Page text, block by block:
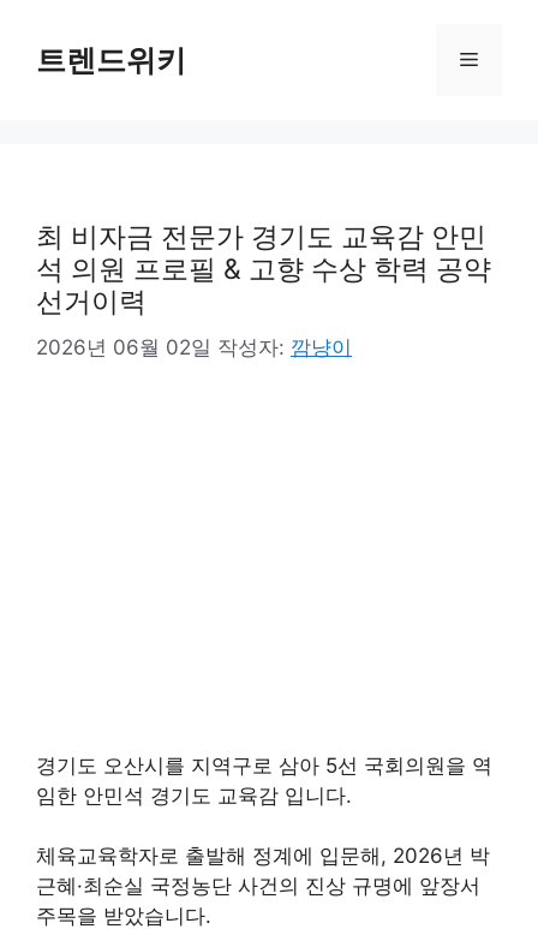
트렌드위키 메
최 비자금 전문가 경기도 교육감 안민
석 의원 프로필 & 고향 수상 학력 공약
선거이력
2026년 06월 02일 작성자: 깜냥이
경기도 오산시를 지역구로 삼아 5선 국회의원을 역
임한 안민석 경기도 교육감 입니다.
체육교육학자로 출발해 정계에 입문해, 2026년 박
근혜·최순실 국정농단 사건의 진상 규명에 앞장서
주목을 받았습니다.